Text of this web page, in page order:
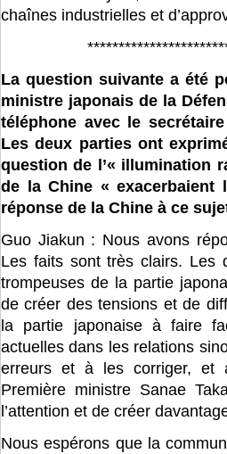
chaînes industrielles et
La question suivante a été
ministre japonais de la
téléphone avec le
Les deux parties ont
question de l’« illumination
de la Chine « exacerbaient
réponse de la Chine à ce
Guo Jiakun : Nous avons
Les faits sont très clairs. Les
trompeuses de la partie
de créer des tensions et de
la partie japonaise à faire
actuelles dans les relations
erreurs et à les corriger, et
Première ministre Sanae
l’attention et de créer
Nous espérons que la